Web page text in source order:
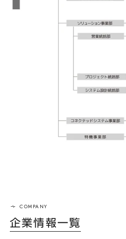
企業情報一覧